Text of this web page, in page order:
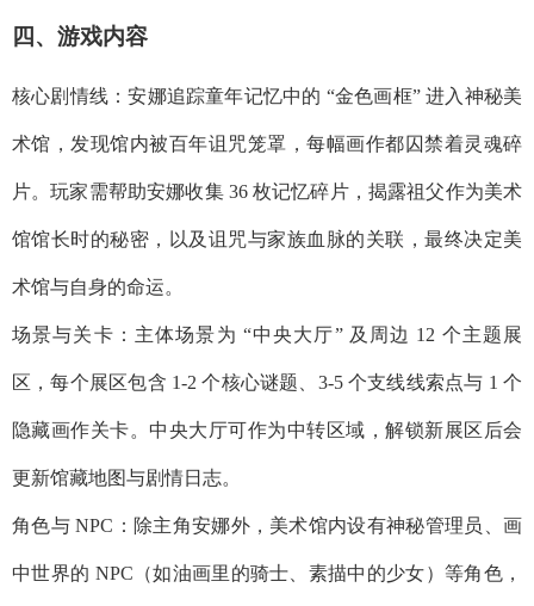
四、游戏内容​
核心剧情线：安娜追踪童年记忆中的 “金色画框” 进入神秘美
术馆，发现馆内被百年诅咒笼罩，每幅画作都囚禁着灵魂碎
片。玩家需帮助安娜收集 36 枚记忆碎片，揭露祖父作为美术
馆馆长时的秘密，以及诅咒与家族血脉的关联，最终决定美
术馆与自身的命运。​
场景与关卡：主体场景为 “中央大厅” 及周边 12 个主题展
区，每个展区包含 1-2 个核心谜题、3-5 个支线线索点与 1 个
隐藏画作关卡。中央大厅可作为中转区域，解锁新展区后会
更新馆藏地图与剧情日志。​
角色与 NPC：除主角安娜外，美术馆内设有神秘管理员、画
中世界的 NPC（如油画里的骑士、素描中的少女）等角色，